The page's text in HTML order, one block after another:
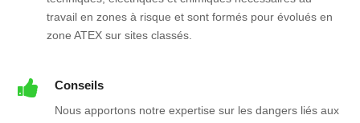
travail en zones à risque et sont formés pour évolués en
zone ATEX sur sites classés.
Conseils
Nous apportons notre expertise sur les dangers liés aux